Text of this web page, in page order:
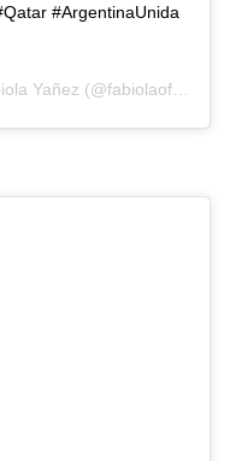
#ArgentinaUnida
Yañez (@fabiolaoficialok) el